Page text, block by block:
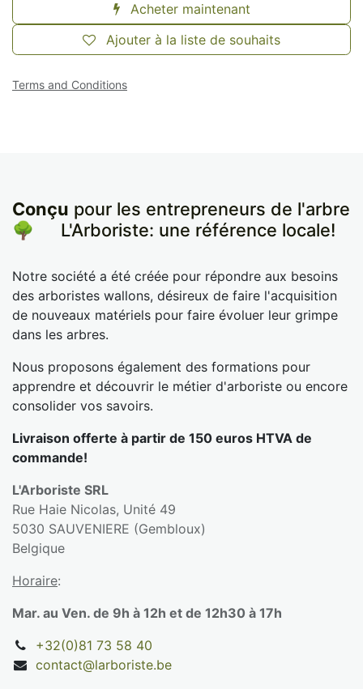
Acheter maintenant
Ajouter à la liste de souhaits
Terms and Conditions
Conçu pour les entrepreneurs de l'arbre
🌳
​L'Arboriste: une référence locale!
Notre société a été créée pour répondre aux besoins
des arboristes wallons, désireux de faire l'acquisition
de nouveaux matériels pour faire évoluer leur grimpe
dans les arbres.
Nous proposons également des formations pour
apprendre et découvrir le métier d'arboriste ou encore
consolider vos savoirs.
Livraison offerte à partir de 150 euros HTVA de
commande!
L'Arboriste SRL
Rue Haie Nicolas, Unité 49
5030 SAUVENIERE (Gembloux)
Belgique
Horaire:
Mar. au Ven. de 9h à 12h et de 12h30 à 17h
+32(0)81 73 58 40
contact@larboriste.be